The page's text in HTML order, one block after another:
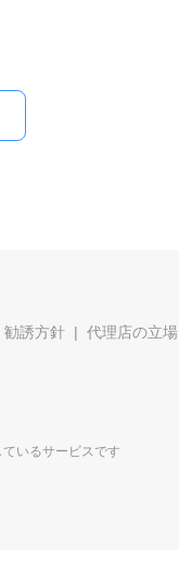
勧誘方針 代理店の立場
ているサービスです